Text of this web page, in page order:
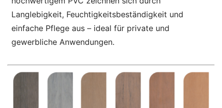
Langlebigkeit, Feuchtigkeitsbeständigkeit und
einfache Pflege aus – ideal für private und
gewerbliche Anwendungen.